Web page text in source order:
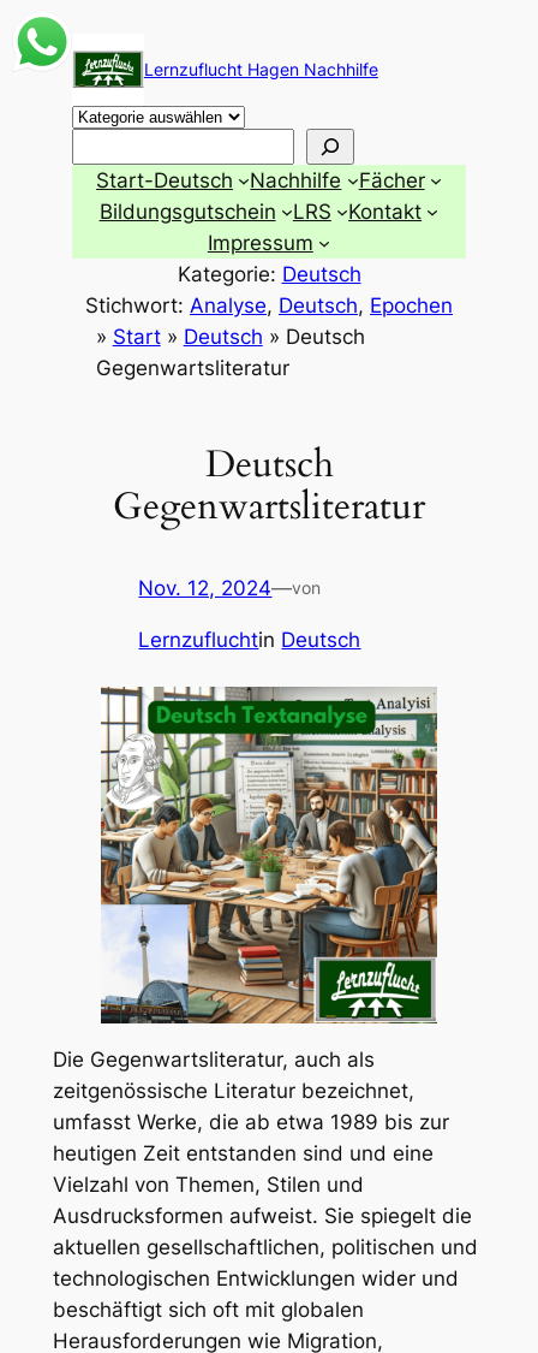
Zum
Inhalt
springen
Lernzuflucht Hagen Nachhilfe
Start-Deutsch Nachhilfe
Fächer
Bildungsgutschein
LRS
Kontakt
Impressum
Kategorie: Deutsch
Stichwort: Analyse, Deutsch, Epochen
» Start» Deutsch » Deutsch
Gegenwartsliteratur
Deutsch
Gegenwartsliteratur
Nov. 12, 2024—von
Lernzufluchtin Deutsch
Die Gegenwartsliteratur, auch als
zeitgenössische Literatur bezeichnet,
umfasst Werke, die ab etwa 1989 bis zur
heutigen Zeit entstanden sind und eine
Vielzahl von Themen, Stilen und
Ausdrucksformen aufweist. Sie spiegelt die
aktuellen gesellschaftlichen, politischen und
technologischen Entwicklungen wider und
beschäftigt sich oft mit globalen
Herausforderungen wie Migration,